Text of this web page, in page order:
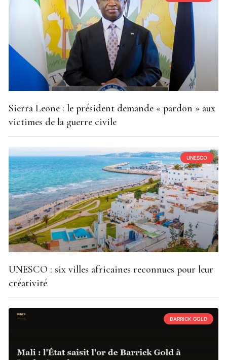
Sierra Leone : le président demande « pardon » aux
victimes de la guerre civile
UNESCO
UNESCO : six villes africaines reconnues pour leur
créativité
BARRICK GOLD